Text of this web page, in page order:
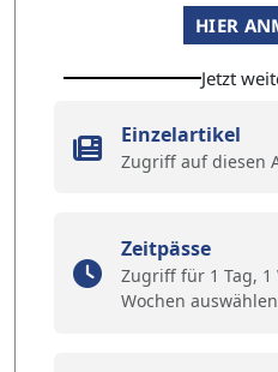
HIER
Jetzt
Einzelartikel
Zugriff auf diesen
Zeitpässe
Zugriff für 1 Tag, 1
Wochen auswählen